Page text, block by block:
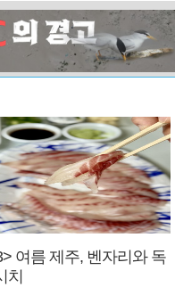
여름 제주, 벤자리와 독
치